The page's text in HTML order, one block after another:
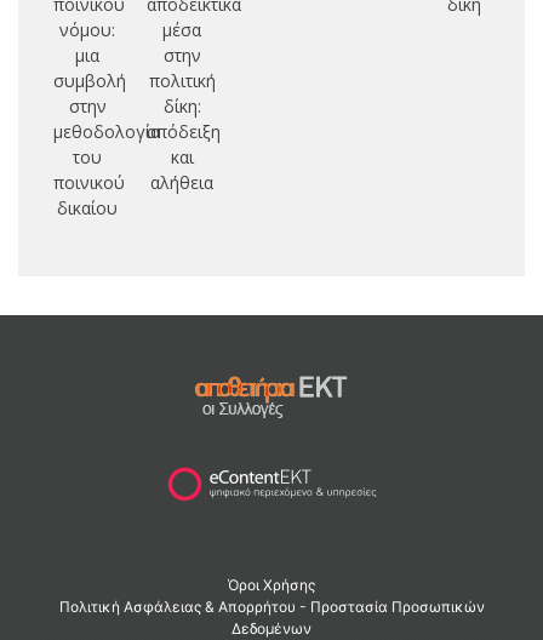
νόμου:
μια
συμβολή
στην
μεθοδολογία
του
ποινικού
δικαίου
μέσα
στην
πολιτική
δίκη:
απόδειξη
και
αλήθεια